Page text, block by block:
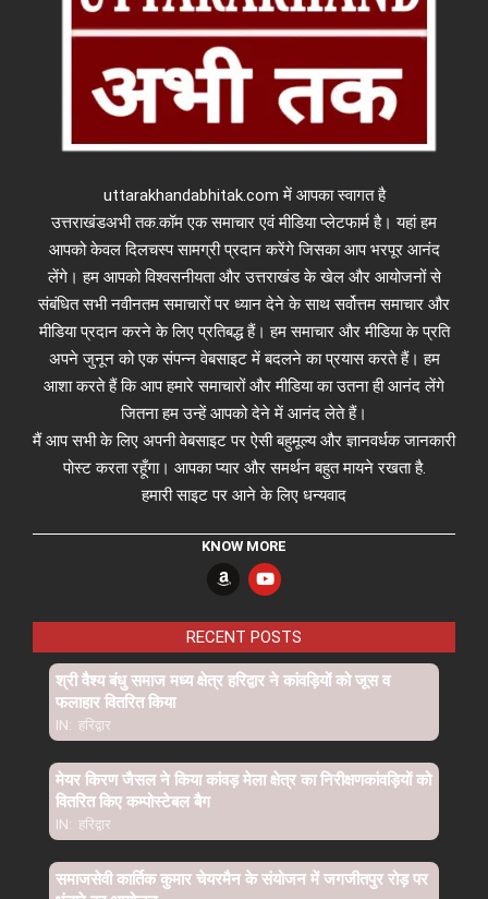
uttarakhandabhitak.com में आपका स्वागत है
उत्तराखंडअभी तक.कॉम एक समाचार एवं मीडिया प्लेटफार्म है। यहां हम
आपको केवल दिलचस्प सामग्री प्रदान करेंगे जिसका आप भरपूर आनंद
लेंगे। हम आपको विश्वसनीयता और उत्तराखंड के खेल और आयोजनों से
संबंधित सभी नवीनतम समाचारों पर ध्यान देने के साथ सर्वोत्तम समाचार और
मीडिया प्रदान करने के लिए प्रतिबद्ध हैं। हम समाचार और मीडिया के प्रति
अपने जुनून को एक संपन्न वेबसाइट में बदलने का प्रयास करते हैं। हम
आशा करते हैं कि आप हमारे समाचारों और मीडिया का उतना ही आनंद लेंगे
जितना हम उन्हें आपको देने में आनंद लेते हैं।
मैं आप सभी के लिए अपनी वेबसाइट पर ऐसी बहुमूल्य और ज्ञानवर्धक जानकारी
पोस्ट करता रहूँगा। आपका प्यार और समर्थन बहुत मायने रखता है.
हमारी साइट पर आने के लिए धन्यवाद
KNOW MORE
RECENT POSTS
श्री वैश्य बंधु समाज मध्य क्षेत्र हरिद्वार ने कांवड़ियों को जूस व
फलाहार वितरित किया
IN: हरिद्वार
मेयर किरण जैसल ने किया कांवड़ मेला क्षेत्र का निरीक्षणकांवड़ियों को
वितरित किए कम्पोस्टेबल बैग
IN: हरिद्वार
समाजसेवी कार्तिक कुमार चेयरमैन के संयोजन में जगजीतपुर रोड़ पर